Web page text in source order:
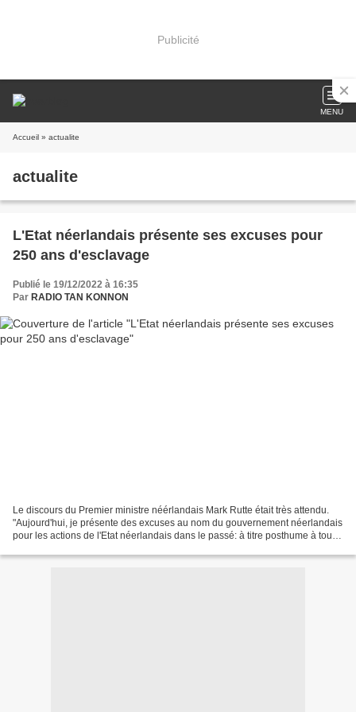
Publicité
MENU
Accueil » actualite
actualite
L'Etat néerlandais présente ses excuses pour
250 ans d'esclavage
Publié le 19/12/2022 à 16:35
Par RADIO TAN KONNON
Le discours du Premier ministre néérlandais Mark Rutte était très attendu.
"Aujourd'hui, je présente des excuses au nom du gouvernement néerlandais
pour les actions de l'Etat néerlandais dans le passé: à titre posthume à tous